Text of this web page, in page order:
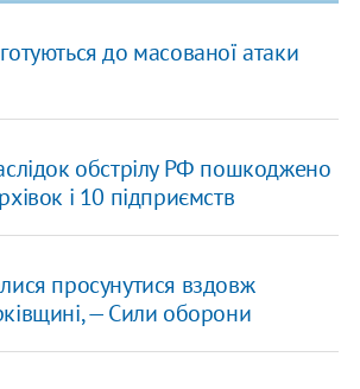
до масованої атаки
обстрілу РФ пошкоджено
і 10 підприємств
просунутися вздовж
— Сили оборони